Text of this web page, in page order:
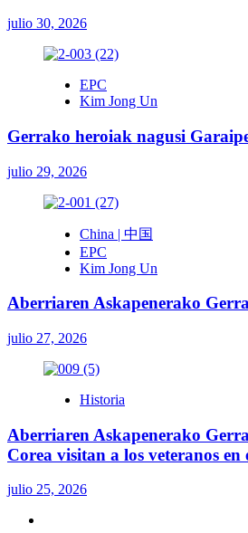
julio 30, 2026
EPC
Kim Jong Un
Gerrako heroiak nagusi
julio 29, 2026
China | 中国
EPC
Kim Jong Un
Aberriaren Askapenerako
julio 27, 2026
Historia
Aberriaren Askapenerako
Corea visitan a los veteranos
julio 25, 2026